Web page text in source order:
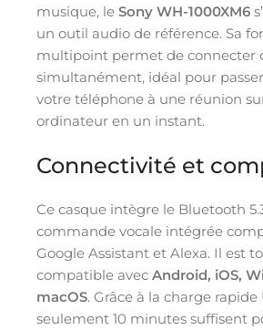
musique, le Sony WH-1000XM6
un outil audio de référence. Sa
multipoint permet de connecter
simultanément, idéal pour
votre téléphone à une réunion
ordinateur en un instant.
Connectivité et
Ce casque intègre le Bluetooth
commande vocale intégrée
Google Assistant et Alexa. Il est
compatible avec Android, iOS,
macOS. Grâce à la charge rapide
seulement 10 minutes suffisent